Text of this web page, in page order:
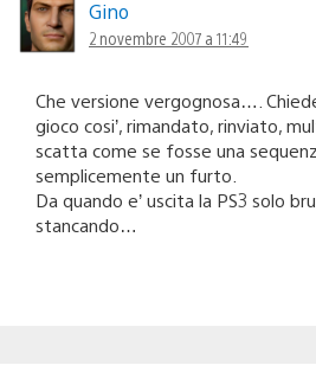
Gino
2 novembre 2007 a 11:49
Che versione vergognosa….
gioco cosi’, rimandato, rinviato,
scatta come se fosse una
semplicemente un furto.
Da quando e’ uscita la PS3 solo
stancando…